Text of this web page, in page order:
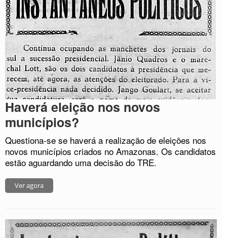
Haverá eleição nos novos
municípios?
Questiona-se se haverá a realização de eleições nos
novos municípios criados no Amazonas. Os candidatos
estão aguardando uma decisão do TRE.
Ver agora